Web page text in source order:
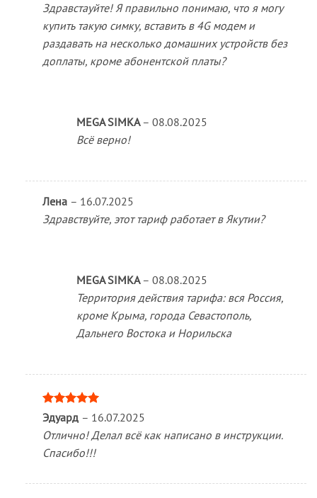
Здравстауйте! Я правильно понимаю, что я могу
купить такую симку, вставить в 4G модем и
раздавать на несколько домашних устройств без
доплаты, кроме абонентской платы?
MEGA SIMKA – 08.08.2025
Всё верно!
Лена – 16.07.2025
Здравствуйте, этот тариф работает в Якутии?
MEGA SIMKA – 08.08.2025
Территория действия тарифа: вся Россия,
кроме Крыма, города Севастополь,
Дальнего Востока и Норильска
Оценка
из 5
Эдуард – 16.07.2025
Отлично! Делал всё как написано в инструкции.
Спасибо!!!